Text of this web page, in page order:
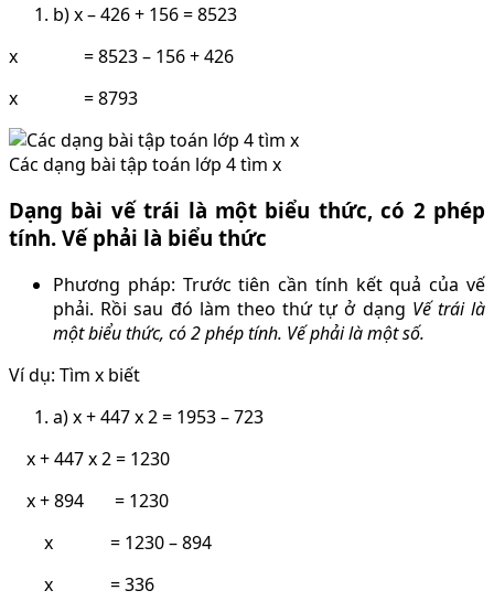
b) x – 426 + 156 = 8523
x = 8523 – 156 + 426
x = 8793
Các dạng bài tập toán lớp 4 tìm x
Dạng bài vế trái là một biểu thức, có 2 phép
tính. Vế phải là biểu thức
Phương pháp: Trước tiên cần tính kết quả của vế
phải. Rồi sau đó làm theo thứ tự ở dạng Vế trái là
một biểu thức, có 2 phép tính. Vế phải là một số.
Ví dụ: Tìm x biết
a) x + 447 x 2 = 1953 – 723
x + 447 x 2 = 1230
x + 894 = 1230
x = 1230 – 894
x = 336